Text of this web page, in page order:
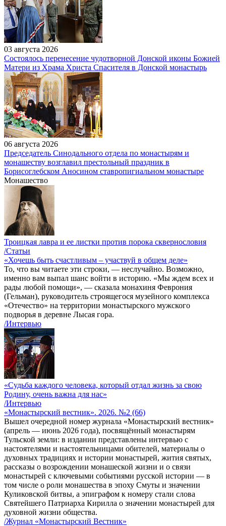
03 августа 2026
Состоялось перенесение чудотворной Донской иконы Божией
Матери из Храма Христа Спасителя в Донской монастырь
06 августа 2026
Председатель Синодального отдела по монастырям и
монашеству возглавил престольный праздник в
Борисоглебском Аносином ставропигиальном монастыре
Монашество
Троицкая лавра и ее листки против порока сквернословия
/Статьи
«Хочешь быть счастливым – участвуй в общем деле»
То, что вы читаете эти строки, — неслучайно. Возможно,
именно вам выпал шанс войти в историю. «Мы ждем всех и
рады любой помощи», — сказала монахиня Феврония
(Гельман), руководитель строящегося музейного комплекса
«Отечество» на территории монастырского мужского
подворья в деревне Лысая гора.
/Интервью
«Судьба каждого человека, который отдал жизнь за свою
Родину, очень важна для нас»
/Интервью
«Монастырский вестник». 2026. №2 (66)
Вышел очередной номер журнала «Монастырский вестник»
(апрель — июнь 2026 года), посвящённый монастырям
Тульской земли: в издании представлены интервью с
настоятелями и настоятельницами обителей, материалы о
духовных традициях и истории монастырей, жития святых,
рассказы о возрождении монашеской жизни и о связи
монастырей с ключевыми событиями русской истории — в
том числе о роли монашества в эпоху Смуты и значении
Куликовской битвы, а эпиграфом к номеру стали слова
Святейшего Патриарха Кирилла о значении монастырей для
духовной жизни общества.
/Журнал «Монастырский Вестник»